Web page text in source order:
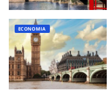
ECONOMIA